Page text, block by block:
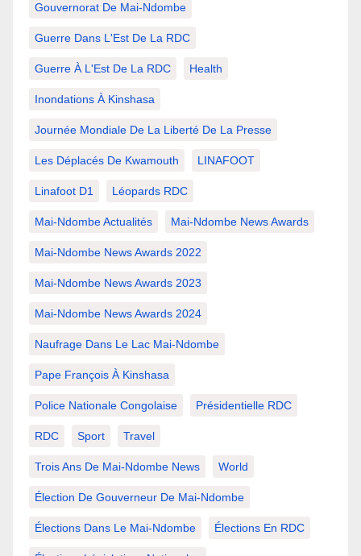
Gouvernorat De Mai-Ndombe
Guerre Dans L'Est De La RDC
Guerre À L'Est De La RDC Health
Inondations À Kinshasa
Journée Mondiale De La Liberté De La Presse
Les Déplacés De Kwamouth LINAFOOT
Linafoot D1 Léopards RDC
Mai-Ndombe Actualités Mai-Ndombe News Awards
Mai-Ndombe News Awards 2022
Mai-Ndombe News Awards 2023
Mai-Ndombe News Awards 2024
Naufrage Dans Le Lac Mai-Ndombe
Pape François À Kinshasa
Police Nationale Congolaise Présidentielle RDC
RDC Sport Travel
Trois Ans De Mai-Ndombe News World
Élection De Gouverneur De Mai-Ndombe
Élections Dans Le Mai-Ndombe Élections En RDC